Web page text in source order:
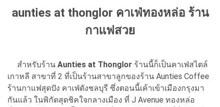
aunties at thonglor คาเฟ่ทองหล่อ ร้าน
กาแฟสวย
สำหรับร้าน Aunties at Thonglor ร้านนี้ก็เป็นคาเฟ่สไตล์
เกาหลี สาขาที่ 2 ที่เป็นร้านสาขาลูกของร้าน Aunties Coffee
ร้านกาแฟสุดปัง คาเฟ่ดังชลบุรี ซึ่งตอนนี้เค้าเข้าเมืองกรุงมา
กันแล้ว ในพิกัดสุดชิคใจกลางเมือง ที่ J Avenue ทองหล่อ